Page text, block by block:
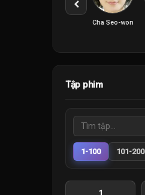
Cha Seo-won
Tập phim
1-100 101-200
1